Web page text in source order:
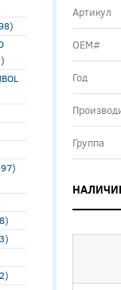
Артикул
ОЕМ#
Год
Группа